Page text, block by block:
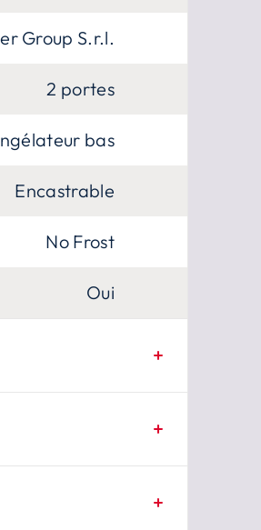
Group S.r.l.
2 portes
bas
Encastrable
No Frost
Oui